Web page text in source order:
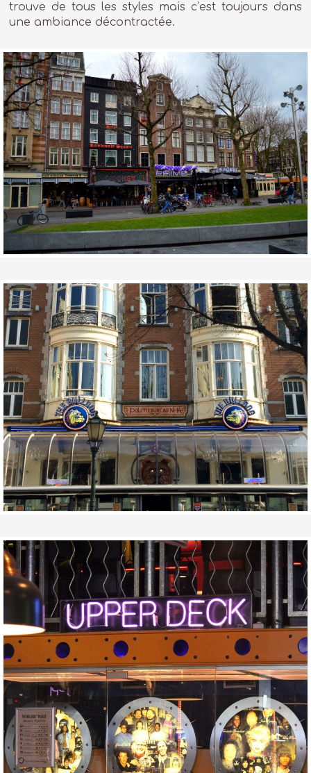
trouve de tous les styles mais c’est toujours dans
une ambiance décontractée.